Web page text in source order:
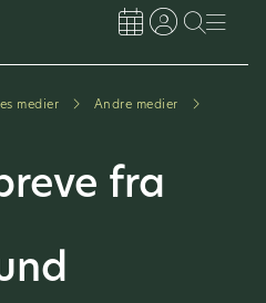
medier
Andre medier
fra